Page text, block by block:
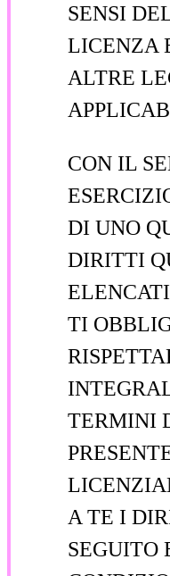
SENSI
LICENZA
ALTRE
CON IL
DI UNO
DIRITTI
TI
TERMINI
A TE I
SEGUITO